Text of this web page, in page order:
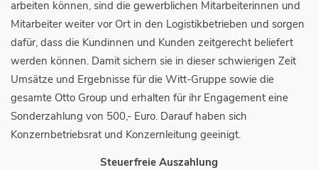
arbeiten können, sind die gewerblichen Mitarbeiterinnen und
Mitarbeiter weiter vor Ort in den Logistikbetrieben und sorgen
dafür, dass die Kundinnen und Kunden zeitgerecht beliefert
werden können. Damit sichern sie in dieser schwierigen Zeit
Umsätze und Ergebnisse für die Witt-Gruppe sowie die
gesamte Otto Group und erhalten für ihr Engagement eine
Sonderzahlung von 500,- Euro. Darauf haben sich
Konzernbetriebsrat und Konzernleitung geeinigt.
Steuerfreie Auszahlung